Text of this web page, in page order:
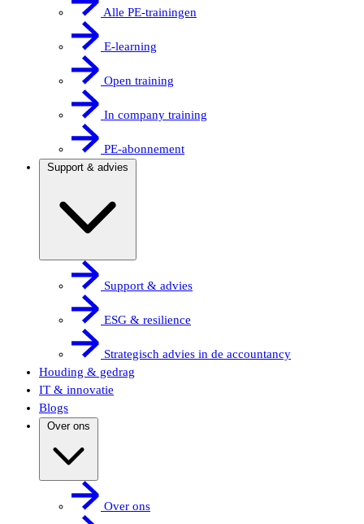
Alle PE-trainingen
E-learning
Open training
In company training
PE-abonnement
Support & advies
Support & advies
ESG & resilience
Strategisch advies in de accountancy
Houding & gedrag
IT & innovatie
Blogs
Over ons
Over ons